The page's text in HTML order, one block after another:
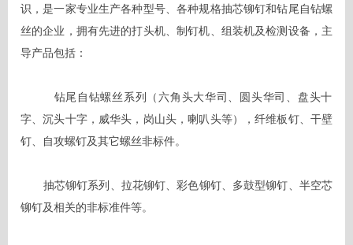
识，是一家专业生产各种型号、各种规格抽芯铆钉和钻尾自钻螺
丝的企业，拥有先进的打头机、制钉机、组装机及检测设备，主
导产品包括：
字、沉头十字，威华头，岗山头，喇叭头等），纤维板钉、干壁
钉、自攻螺钉及其它螺丝非标件。
铆钉及相关的非标准件等。